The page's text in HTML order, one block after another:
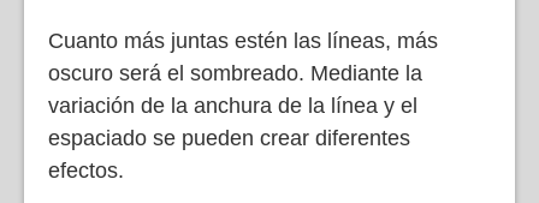
Cuanto más juntas estén las líneas, más
oscuro será el sombreado. Mediante la
variación de la anchura de la línea y el
espaciado se pueden crear diferentes
efectos.